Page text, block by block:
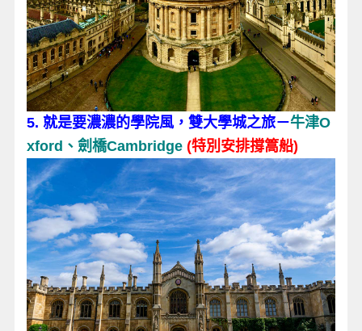
5. 就是要濃濃的學院風，雙大學城之旅－牛津O
xford、劍橋Cambridge (特別安排撐篙船)